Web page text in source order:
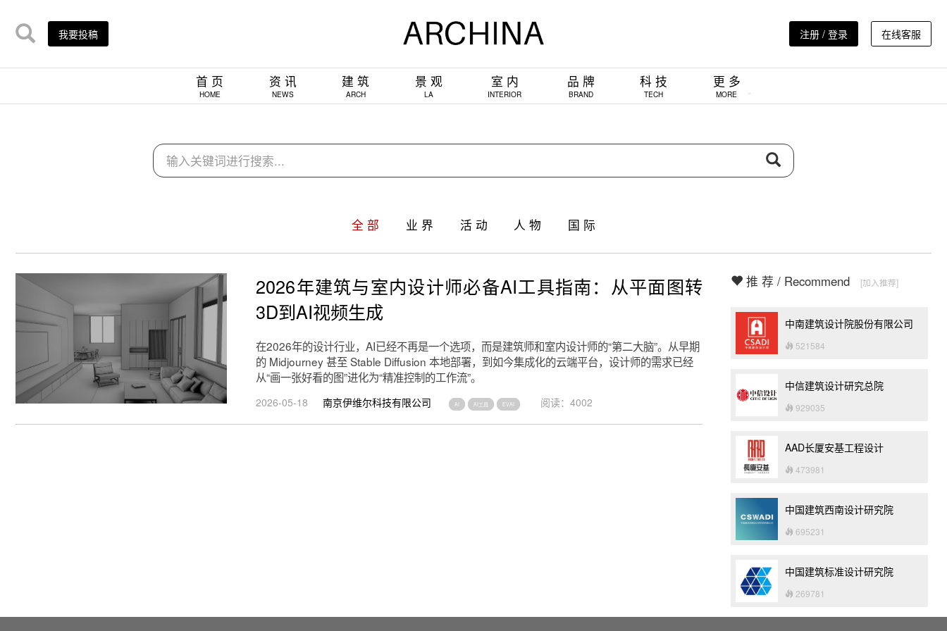
我要投稿 注册 / 登录 在线客服
首 页
HOME
资 讯
NEWS
建 筑
ARCH
景 观
LA
室 内
INTERIOR
品 牌
BRAND
科 技
TECH
更 多
MORE
全 部 业 界 活 动 人 物 国 际
2026年建筑与室内设计师必备AI工具指南：从平面图转
3D到AI视频生成
在2026年的设计行业，AI已经不再是一个选项，而是建筑师和室内设计师的“第二大脑”。从早期
的 Midjourney 甚至 Stable Diffusion 本地部署，到如今集成化的云端平台，设计师的需求已经
从“画一张好看的图”进化为“精准控制的工作流”。
2026-05-18 南京伊维尔科技有限公司 AI AI工具 EVAI 阅读：4002
推 荐 / Recommend [加入推荐]
中南建筑设计院股份有限公司
521584
中信建筑设计研究总院
929035
AAD长厦安基工程设计
473981
中国建筑西南设计研究院
695231
中国建筑标准设计研究院
269781